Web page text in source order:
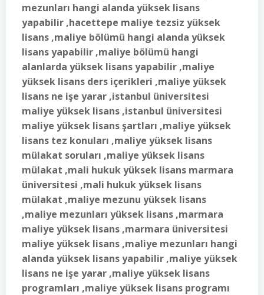
mezunları hangi alanda yüksek lisans
yapabilir ,hacettepe maliye tezsiz yüksek
lisans ,maliye bölümü hangi alanda yüksek
lisans yapabilir ,maliye bölümü hangi
alanlarda yüksek lisans yapabilir ,maliye
yüksek lisans ders içerikleri ,maliye yüksek
lisans ne işe yarar ,istanbul üniversitesi
maliye yüksek lisans ,istanbul üniversitesi
maliye yüksek lisans şartları ,maliye yüksek
lisans tez konuları ,maliye yüksek lisans
mülakat soruları ,maliye yüksek lisans
mülakat ,mali hukuk yüksek lisans marmara
üniversitesi ,mali hukuk yüksek lisans
mülakat ,maliye mezunu yüksek lisans
,maliye mezunları yüksek lisans ,marmara
maliye yüksek lisans ,marmara üniversitesi
maliye yüksek lisans ,maliye mezunları hangi
alanda yüksek lisans yapabilir ,maliye yüksek
lisans ne işe yarar ,maliye yüksek lisans
programları ,maliye yüksek lisans programı